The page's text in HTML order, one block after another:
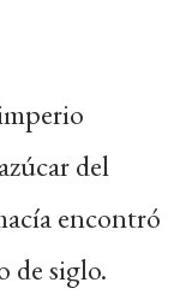
del
encontró
de siglo.